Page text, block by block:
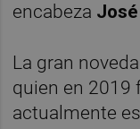
encabeza
La gran
quien en 2019
actualmente